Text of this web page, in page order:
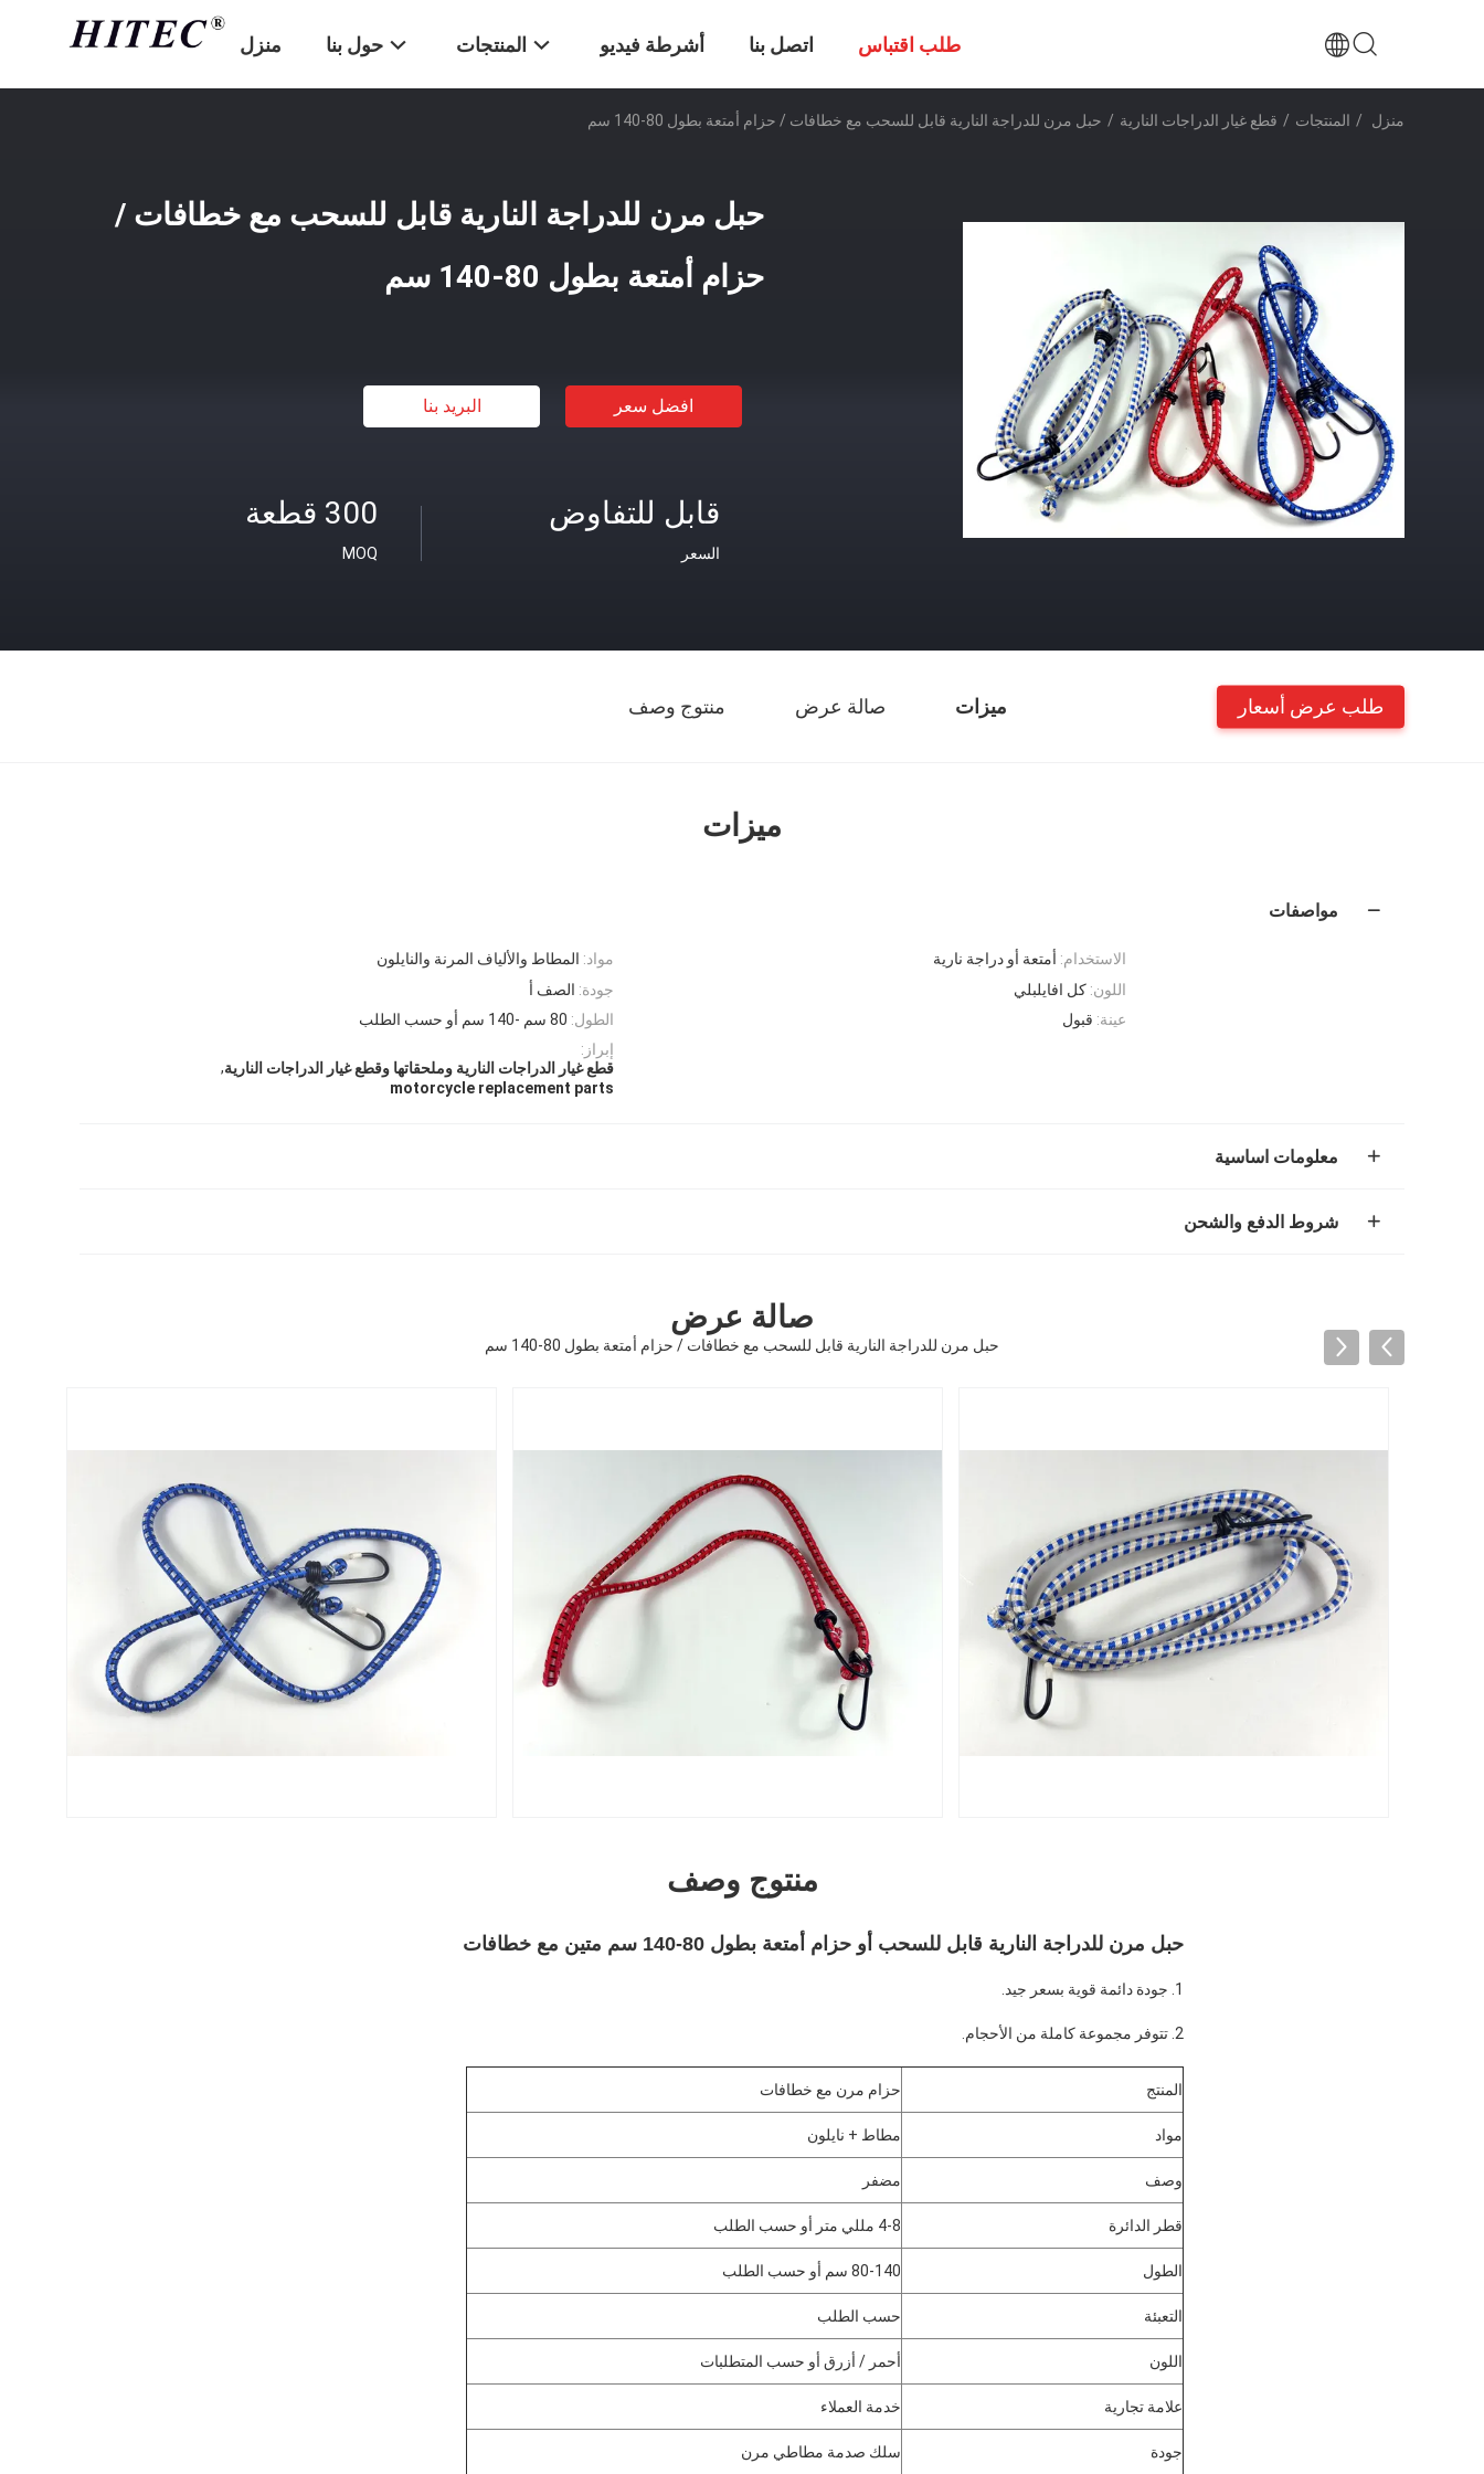
منزل حول بنا المنتجات أشرطة فيديو اتصل بنا طلب اقتباس
منزل / المنتجات / قطع غيار الدراجات النارية / حبل مرن للدراجة النارية قابل للسحب مع خطافات / حزام أمتعة بطول 80-140 سم
حبل مرن للدراجة النارية قابل للسحب مع خطافات /
حزام أمتعة بطول 80-140 سم
افضل سعر البريد بنا
300 قطعة
MOQ
قابل للتفاوض
السعر
ميزات صالة عرض منتوج وصف طلب عرض أسعار
ميزات
مواصفات
مواد: المطاط والألياف المرنة والنايلون الاستخدام: أمتعة أو دراجة نارية
جودة: الصف أ اللون: كل افايلبلي
الطول: 80 سم -140 سم أو حسب الطلب عينة: قبول
إبراز:
قطع غيار الدراجات النارية وملحقاتها وقطع غيار الدراجات النارية,
motorcycle replacement parts
معلومات اساسية
شروط الدفع والشحن
صالة عرض
حبل مرن للدراجة النارية قابل للسحب مع خطافات / حزام أمتعة بطول 80-140 سم
منتوج وصف
حبل مرن للدراجة النارية قابل للسحب أو حزام أمتعة بطول 80-140 سم متين مع خطافات
1. جودة دائمة قوية بسعر جيد.
2. تتوفر مجموعة كاملة من الأحجام.
المنتج حزام مرن مع خطافات
مواد مطاط + نايلون
وصف مضفر
قطر الدائرة 4-8 مللي متر أو حسب الطلب
الطول 80-140 سم أو حسب الطلب
التعبئة حسب الطلب
اللون أحمر / أزرق أو حسب المتطلبات
علامة تجارية خدمة العملاء
جودة سلك صدمة مطاطي مرن